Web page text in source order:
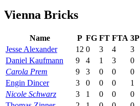
Vienna Bricks
Name P FG FT FTA 3P
Jesse Alexander
12 0 3 4 3
Daniel Kaufmann
9 4 1 3 0
Carola Prem
9 3 0 0 0
Engin Dincer
3 0 0 0 1
Nicole Schwarz
3 1 0 0 0